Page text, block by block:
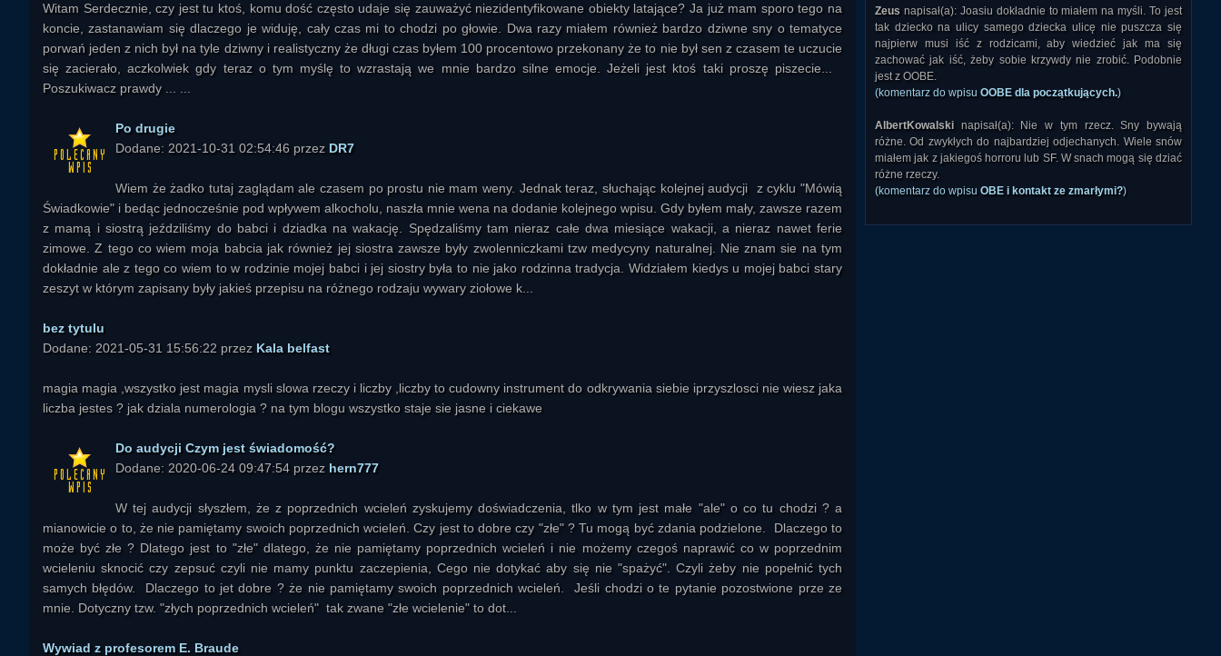
Witam Serdecznie, czy jest tu ktoś, komu dość często udaje się zauważyć niezidentyfikowane obiekty latające? Ja już mam sporo tego na
koncie, zastanawiam się dlaczego je widuję, cały czas mi to chodzi po głowie. Dwa razy miałem również bardzo dziwne sny o tematyce
porwań jeden z nich był na tyle dziwny i realistyczny że długi czas byłem 100 procentowo przekonany że to nie był sen z czasem te uczucie
się zacierało, aczkolwiek gdy teraz o tym myślę to wzrastają we mnie bardzo silne emocje. Jeżeli jest ktoś taki proszę piszecie...
Poszukiwacz prawdy ... ...
Po drugie
Dodane: 2021-10-31 02:54:46 przez DR7
Wiem że żadko tutaj zaglądam ale czasem po prostu nie mam weny. Jednak teraz, słuchając kolejnej audycji z cyklu "Mówią
Świadkowie" i bedąc jednocześnie pod wpływem alkocholu, naszła mnie wena na dodanie kolejnego wpisu. Gdy byłem mały, zawsze razem
z mamą i siostrą jeździliśmy do babci i dziadka na wakację. Spędzaliśmy tam nieraz całe dwa miesiące wakacji, a nieraz nawet ferie
zimowe. Z tego co wiem moja babcia jak również jej siostra zawsze były zwolenniczkami tzw medycyny naturalnej. Nie znam sie na tym
dokładnie ale z tego co wiem to w rodzinie mojej babci i jej siostry była to nie jako rodzinna tradycja. Widziałem kiedys u mojej babci stary
zeszyt w którym zapisany były jakieś przepisu na różnego rodzaju wywary ziołowe k...
bez tytulu
Dodane: 2021-05-31 15:56:22 przez Kala belfast
magia magia ,wszystko jest magia mysli slowa rzeczy i liczby ,liczby to cudowny instrument do odkrywania siebie iprzyszlosci nie wiesz jaka
liczba jestes ? jak dziala numerologia ? na tym blogu wszystko staje sie jasne i ciekawe
Do audycji Czym jest świadomość?
Dodane: 2020-06-24 09:47:54 przez hern777
W tej audycji słyszłem, że z poprzednich wcieleń zyskujemy doświadczenia, tlko w tym jest małe "ale" o co tu chodzi ? a
mianowicie o to, że nie pamiętamy swoich poprzednich wcieleń. Czy jest to dobre czy "złe" ? Tu mogą być zdania podzielone. Dlaczego to
może być złe ? Dlatego jest to "złe" dlatego, że nie pamiętamy poprzednich wcieleń i nie możemy czegoś naprawić co w poprzednim
wcieleniu sknocić czy zepsuć czyli nie mamy punktu zaczepienia, Cego nie dotykać aby się nie "spażyć". Czyli żeby nie popełnić tych
samych błędów. Dlaczego to jet dobre ? że nie pamiętamy swoich poprzednich wcieleń. Jeśli chodzi o te pytanie pozostwione prze ze
mnie. Dotyczny tzw. "złych poprzednich wcieleń" tak zwane "złe wcielenie" to dot...
Wywiad z profesorem E. Braude
Zeus napisał(a): Joasiu dokładnie to miałem na myśli. To jest
tak dziecko na ulicy samego dziecka ulicę nie puszcza się
najpierw musi iść z rodzicami, aby wiedzieć jak ma się
zachować jak iść, żeby sobie krzywdy nie zrobić. Podobnie
jest z OOBE.
(komentarz do wpisu OOBE dla początkujących.)
AlbertKowalski napisał(a): Nie w tym rzecz. Sny bywają
różne. Od zwykłych do najbardziej odjechanych. Wiele snów
miałem jak z jakiegoś horroru lub SF. W snach mogą się dziać
różne rzeczy.
(komentarz do wpisu OBE i kontakt ze zmarłymi?)